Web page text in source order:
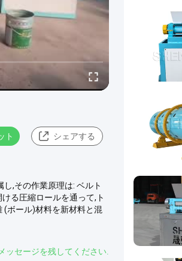
ト シェアする
,その作業原理は: ベルト
る圧縮ロールを通って,ト
(ボール)材料を新材料と混
メッセージを残してください.